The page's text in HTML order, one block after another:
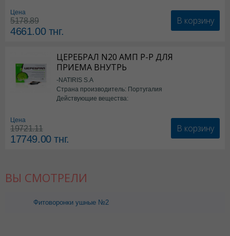
Цена
5178.89
4661.00тнг.
В корзину
ЦЕРЕБРАЛ N20 АМП Р-Р ДЛЯ
ПРИЕМА ВНУТРЬ
-NATIRIS S.A
Страна производитель: Португалия
Действующие вещества:
Цена
19721.11
17749.00тнг.
В корзину
ВЫ СМОТРЕЛИ
Фитоворонки ушные №2